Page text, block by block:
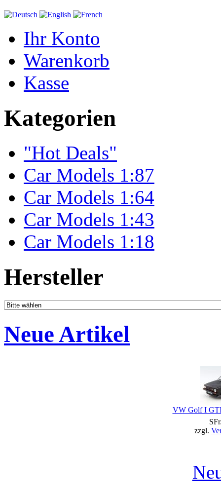
Ihr Konto
Warenkorb
Kasse
Kategorien
"Hot Deals"
Car Models 1:87
Car Models 1:64
Car Models 1:43
Car Models 1:18
Hersteller
Neue Artikel
VW Golf I
zzgl.